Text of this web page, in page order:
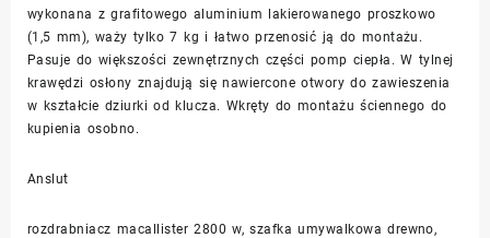
wykonana z grafitowego aluminium lakierowanego proszkowo
(1,5 mm), waży tylko 7 kg i łatwo przenosić ją do montażu.
Pasuje do większości zewnętrznych części pomp ciepła. W tylnej
krawędzi osłony znajdują się nawiercone otwory do zawieszenia
w kształcie dziurki od klucza. Wkręty do montażu ściennego do
kupienia osobno.
Anslut
rozdrabniacz macallister 2800 w, szafka umywalkowa drewno,